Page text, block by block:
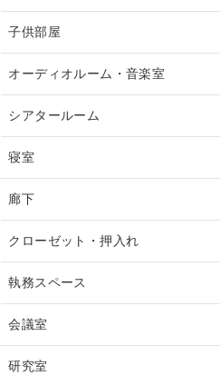
子供部屋
オーディオルーム・音楽室
シアタールーム
寝室
廊下
クローゼット・押入れ
執務スペース
会議室
研究室